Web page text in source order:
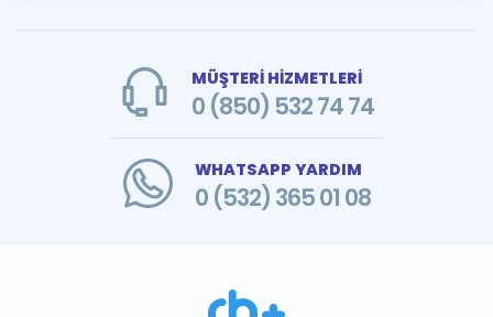
MÜŞTERİ HİZMETLERİ
0 (850) 532 74 74
WHATSAPP YARDIM
0 (532) 365 01 08